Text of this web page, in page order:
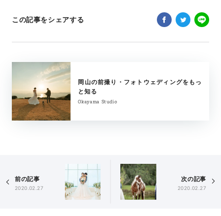
この記事をシェアする
岡山の前撮り・フォトウェディングをもっ
と知る
Okayama Studio
前の記事
2020.02.27
次の記事
2020.02.27